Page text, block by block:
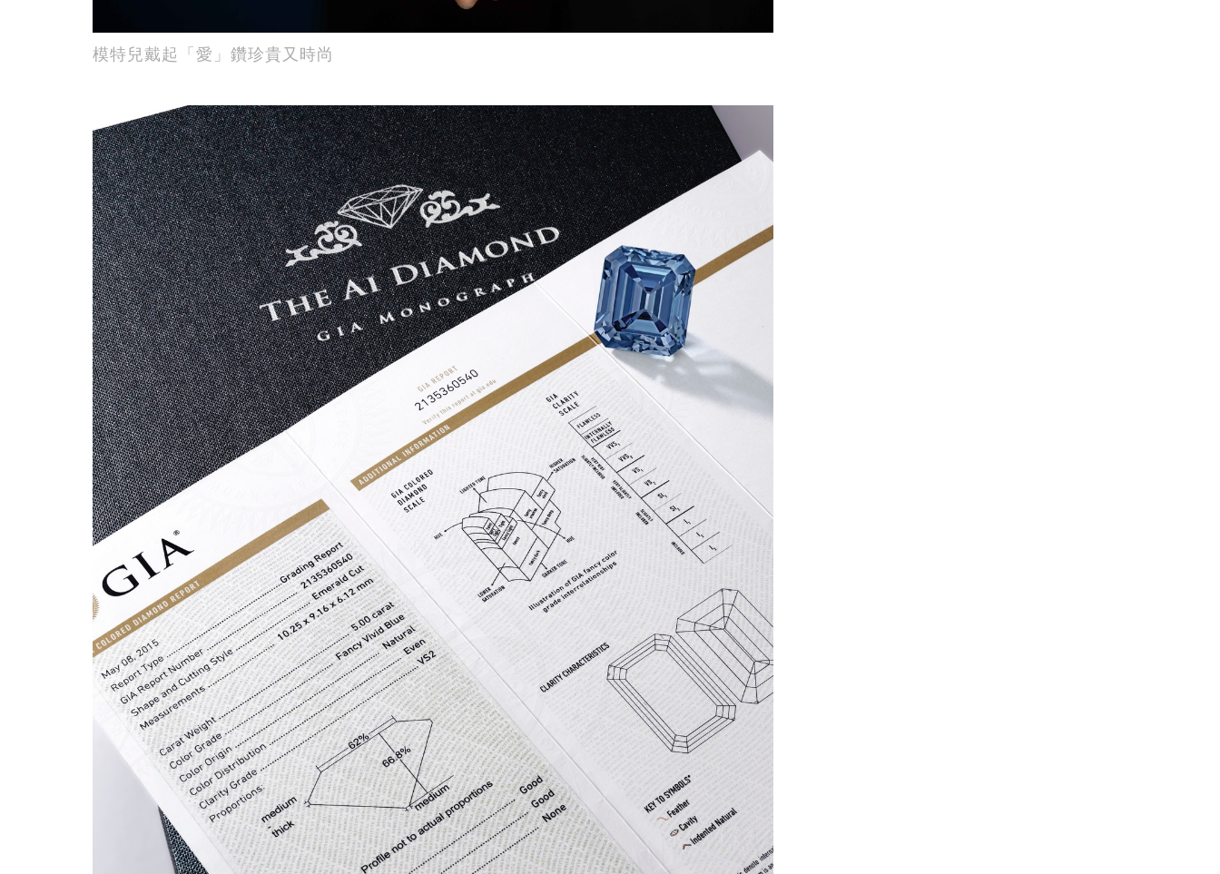
模特兒戴起「愛」鑽珍貴又時尚